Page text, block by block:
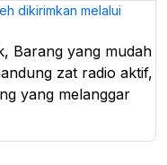
dikirimkan melalui
Barang yang mudah
zat radio aktif,
yang melanggar